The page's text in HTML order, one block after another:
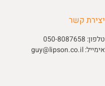
יצירת קשר
טלפון: 050-8087658
אימייל:guy@lipson.co.il